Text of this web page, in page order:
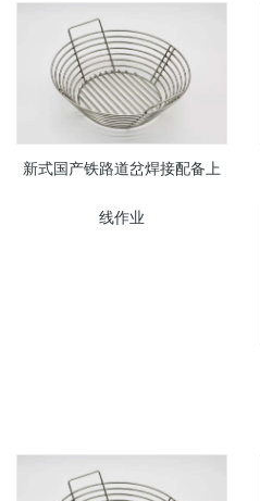
新式国产铁路道岔焊接配备上
线作业